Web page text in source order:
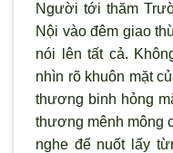
Người tới thăm
Nội vào đêm giao
nói lên tất cả.
nhìn rõ khuôn mặt
thương binh hỏng
thương mênh mông
nghe để nuốt lấy